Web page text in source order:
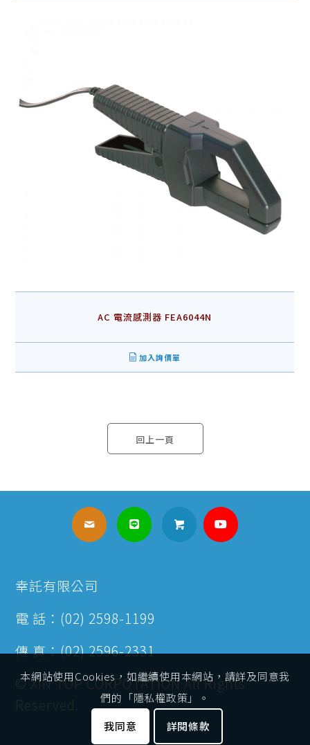
AC 電流感測器 FEA6044N
加入詢價單
回上一頁
幸託有限公司
電 話：(02) 2598-1199
傳 真：(02) 2596-2331
© XIN TOP CORPOTATION All Rights
Reserved.
本網站使用Cookies，如繼續使用本網站，請詳及同意我
們的「隱私權政策」。
我同意
詳閱條款